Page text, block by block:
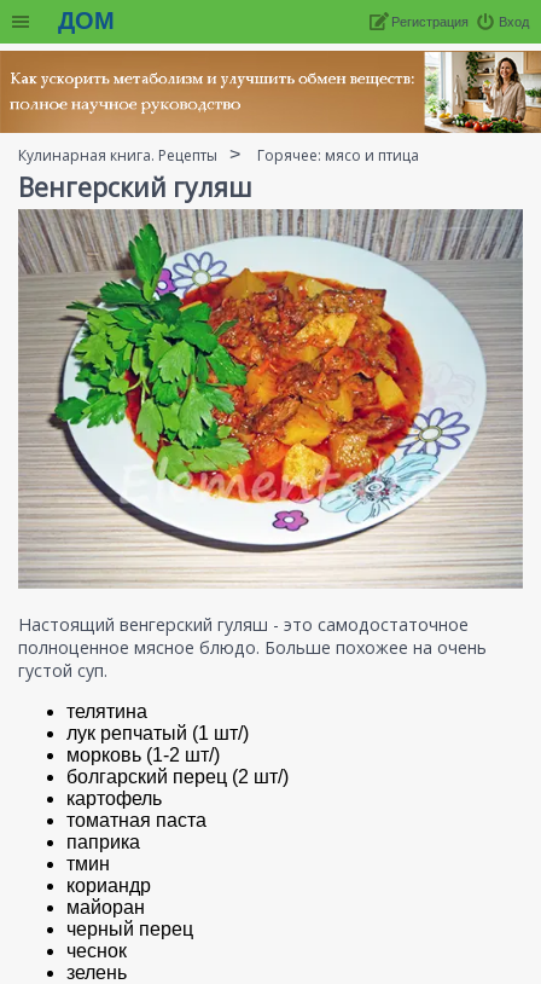
ДОМ Вход
Регистрация
Кулинарная книга. Рецепты Горячее: мясо и птица
Венгерский гуляш
Настоящий венгерский гуляш - это самодостаточное
полноценное мясное блюдо. Больше похожее на очень
густой суп.
телятина
лук репчатый (1 шт/)
морковь (1-2 шт/)
болгарский перец (2 шт/)
картофель
томатная паста
паприка
тмин
кориандр
майоран
черный перец
чеснок
зелень